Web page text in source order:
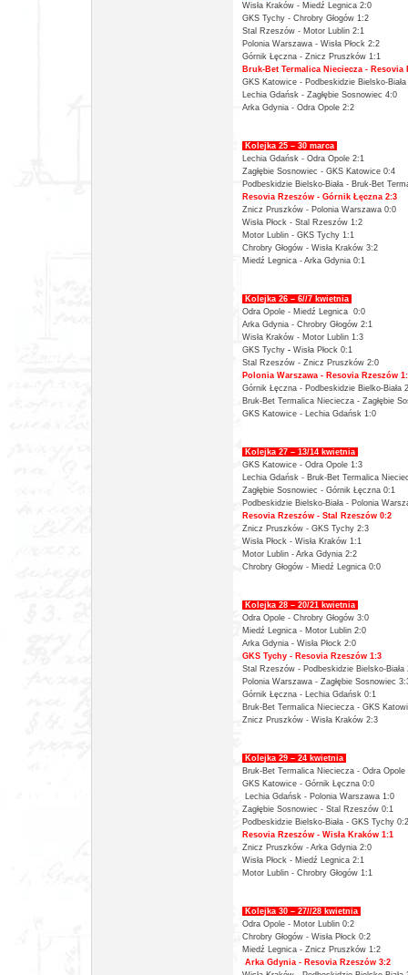
Wisła Kraków - Miedź Legnica 2:0
GKS Tychy - Chrobry Głogów 1:2
Stal Rzeszów - Motor Lublin 2:1
Polonia Warszawa - Wisła Płock 2:2
Górnik Łęczna - Znicz Pruszków 1:1
Bruk-Bet Termalica Nieciecza - Resovia
GKS Katowice - Podbeskidzie Bielsko-
Lechia Gdańsk - Zagłębie Sosnowiec 4:0
Arka Gdynia - Odra Opole 2:2
Kolejka 25 – 30 marca
Lechia Gdańsk - Odra Opole 2:1
Zagłębie Sosnowiec - GKS Katowice 0:4
Podbeskidzie Bielsko-Biała - Bruk-Bet
Resovia Rzeszów - Górnik Łęczna 2:3
Znicz Pruszków - Polonia Warszawa 0:0
Wisła Płock - Stal Rzeszów 1:2
Motor Lublin - GKS Tychy 1:1
Chrobry Głogów - Wisła Kraków 3:2
Miedź Legnica - Arka Gdynia 0:1
Kolejka 26 – 6//7 kwietnia
Odra Opole - Miedź Legnica 0:0
Arka Gdynia - Chrobry Głogów 2:1
Wisła Kraków - Motor Lublin 1:3
GKS Tychy - Wisła Płock 0:1
Stal Rzeszów - Znicz Pruszków 2:0
Polonia Warszawa - Resovia Rzeszów
Górnik Łęczna - Podbeskidzie Bielko-Biała
Bruk-Bet Termalica Nieciecza - Zagłębie
GKS Katowice - Lechia Gdańsk 1:0
Kolejka 27 – 13/14 kwietnia
GKS Katowice - Odra Opole 1:3
Lechia Gdańsk - Bruk-Bet Termalica
Zagłębie Sosnowiec - Górnik Łęczna 0:1
Podbeskidzie Bielsko-Biała - Polonia
Resovia Rzeszów - Stal Rzeszów 0:2
Znicz Pruszków - GKS Tychy 2:3
Wisła Płock - Wisła Kraków 1:1
Motor Lublin - Arka Gdynia 2:2
Chrobry Głogów - Miedź Legnica 0:0
Kolejka 28 – 20/21 kwietnia
Odra Opole - Chrobry Głogów 3:0
Miedź Legnica - Motor Lublin 2:0
Arka Gdynia - Wisła Płock 2:0
GKS Tychy - Resovia Rzeszów 1:3
Stal Rzeszów - Podbeskidzie Bielsko-Biała
Polonia Warszawa - Zagłębie Sosnowiec
Górnik Łęczna - Lechia Gdańsk 0:1
Bruk-Bet Termalica Nieciecza - GKS
Znicz Pruszków - Wisła Kraków 2:3
Kolejka 29 – 24 kwietnia
Bruk-Bet Termalica Nieciecza - Odra Opole
GKS Katowice - Górnik Łęczna 0:0
Lechia Gdańsk - Polonia Warszawa 1:0
Zagłębie Sosnowiec - Stal Rzeszów 0:1
Podbeskidzie Bielsko-Biała - GKS Tychy 0:2
Resovia Rzeszów - Wisła Kraków 1:1
Znicz Pruszków - Arka Gdynia 2:0
Wisła Płock - Miedź Legnica 2:1
Motor Lublin - Chrobry Głogów 1:1
Kolejka 30 – 27//28 kwietnia
Odra Opole - Motor Lublin 0:2
Chrobry Głogów - Wisła Płock 0:2
Miedź Legnica - Znicz Pruszków 1:2
Arka Gdynia - Resovia Rzeszów 3:2